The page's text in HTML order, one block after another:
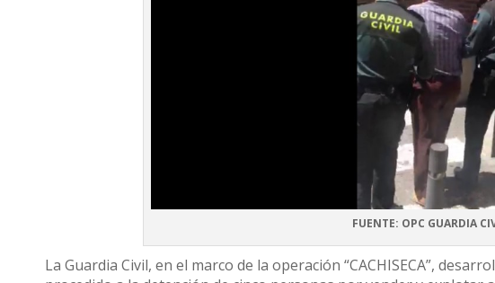
FUENTE: OPC GUARDIA
La Guardia Civil, en el marco de la operación “CACHISECA”,